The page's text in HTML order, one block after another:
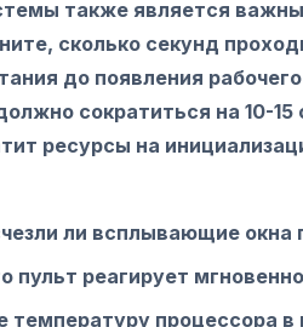
также является
сколько секунд
до появления
сократиться на 10-15
ресурсы на
ли всплывающие окна
пульт реагирует
температуру процессора в